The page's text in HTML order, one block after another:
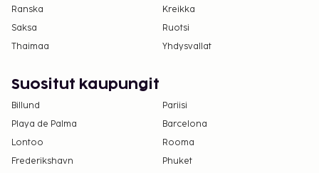
Ranska
Kreikka
Saksa
Ruotsi
Thaimaa
Yhdysvallat
Suositut kaupungit
Billund
Pariisi
Playa de Palma
Barcelona
Lontoo
Rooma
Frederikshavn
Phuket